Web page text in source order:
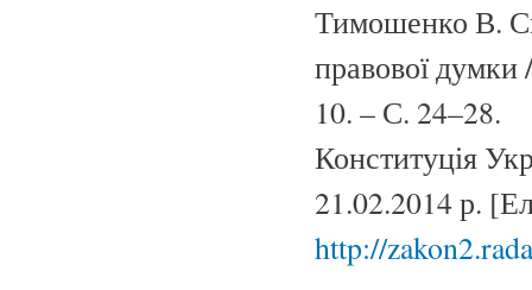
Тимошенко В.
правової
10. – С. 24–28.
Конституція
21.02.2014 р.
http://